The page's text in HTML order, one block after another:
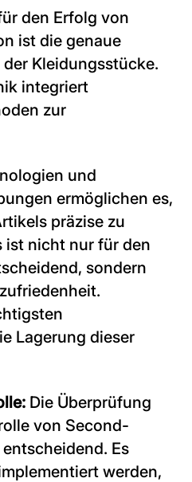
den Erfolg von
ist die genaue
Kleidungsstücke.
integriert
zur
und
ermöglichen es,
präzise zu
ist nicht nur für den
sondern
Lagerung dieser
Die Überprüfung
von Second-
Es
werden,